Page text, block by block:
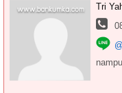
1 Km จาก ศรีนุช
ใกล้ สวนหลวง
ตลาดนัดรถไฟ
พาราไดซ์ พาร์ค
Tri